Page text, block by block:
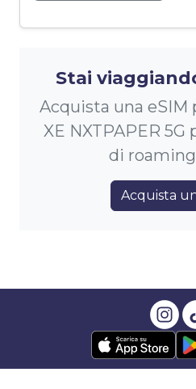
Stai
Acquista una eSIM
XE NXTPAPER
di
Acquista